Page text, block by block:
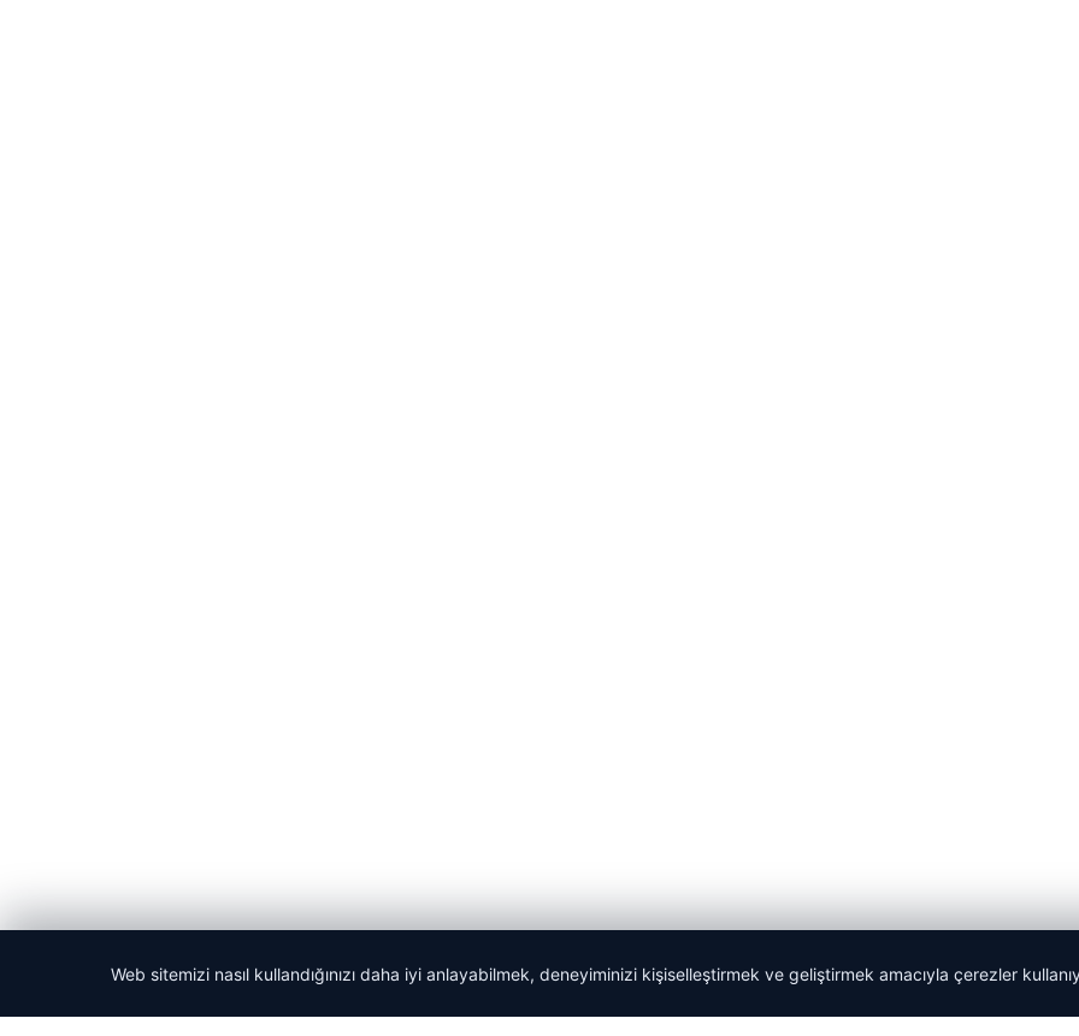
Web sitemizi nasıl kullandığınızı daha iyi anlayabilmek, deneyiminizi kişiselleştirmek ve geliştirmek amacıyla çerezler